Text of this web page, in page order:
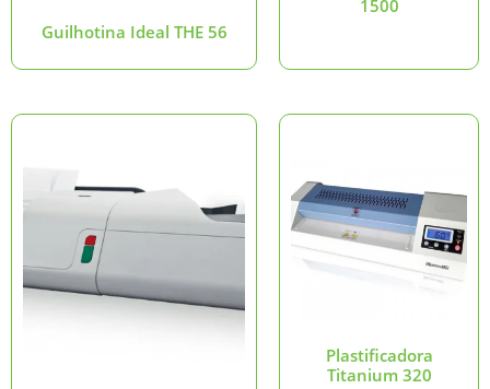
Guilhotina Ideal THE 56
1500
Plastificadora
Titanium 320